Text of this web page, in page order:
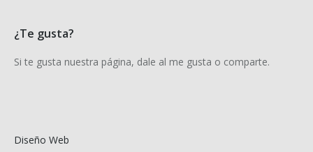
¿Te gusta?
Si te gusta nuestra página, dale al me gusta o comparte.
Diseño Web